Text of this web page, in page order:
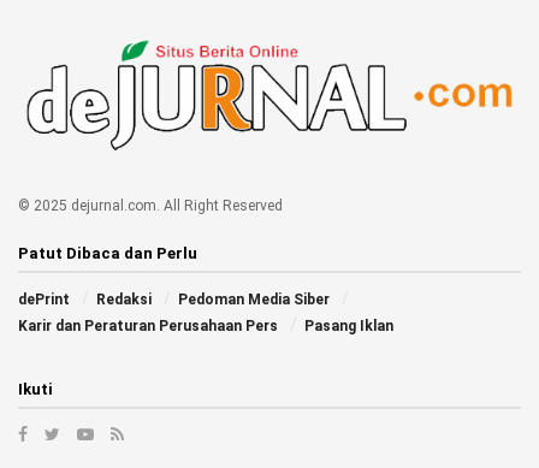
© 2025 dejurnal.com. All Right Reserved
Patut Dibaca dan Perlu
dePrint Redaksi
Pedoman Media Siber
Karir dan Peraturan Perusahaan Pers
Pasang Iklan
Ikuti